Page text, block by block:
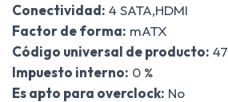
Conectividad: 4 SATA,HDMI
Factor de forma: mATX
Código universal de producto:
Impuesto interno: 0 %
Es apto para overclock: No